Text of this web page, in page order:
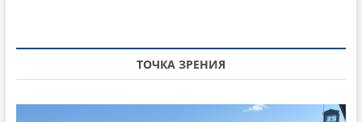
i
g
a
ТОЧКА ЗРЕНИЯ